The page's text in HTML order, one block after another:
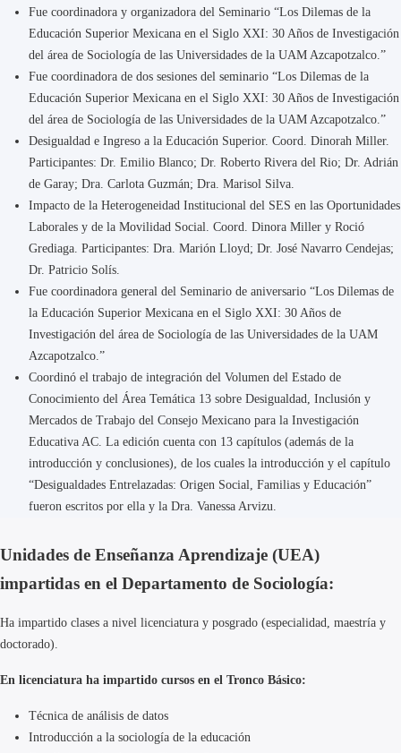
Fue coordinadora y organizadora del Seminario “Los Dilemas de la
Educación Superior Mexicana en el Siglo XXI: 30 Años de Investigación
del área de Sociología de las Universidades de la UAM Azcapotzalco.”
Fue coordinadora de dos sesiones del seminario “Los Dilemas de la
Educación Superior Mexicana en el Siglo XXI: 30 Años de Investigación
del área de Sociología de las Universidades de la UAM Azcapotzalco.”
Desigualdad e Ingreso a la Educación Superior. Coord. Dinorah Miller.
Participantes: Dr. Emilio Blanco; Dr. Roberto Rivera del Rio; Dr. Adrián
de Garay; Dra. Carlota Guzmán; Dra. Marisol Silva.
Impacto de la Heterogeneidad Institucional del SES en las Oportunidades
Laborales y de la Movilidad Social. Coord. Dinora Miller y Roció
Grediaga. Participantes: Dra. Marión Lloyd; Dr. José Navarro Cendejas;
Dr. Patricio Solís.
Fue coordinadora general del Seminario de aniversario “Los Dilemas de
la Educación Superior Mexicana en el Siglo XXI: 30 Años de
Investigación del área de Sociología de las Universidades de la UAM
Azcapotzalco.”
Coordinó el trabajo de integración del Volumen del Estado de
Conocimiento del Área Temática 13 sobre Desigualdad, Inclusión y
Mercados de Trabajo del Consejo Mexicano para la Investigación
Educativa AC. La edición cuenta con 13 capítulos (además de la
introducción y conclusiones), de los cuales la introducción y el capítulo
“Desigualdades Entrelazadas: Origen Social, Familias y Educación”
fueron escritos por ella y la Dra. Vanessa Arvizu.
Unidades de Enseñanza Aprendizaje (UEA)
impartidas en el Departamento de Sociología:
Ha impartido clases a nivel licenciatura y posgrado (especialidad, maestría y
doctorado).
En licenciatura ha impartido cursos en el Tronco Básico:
Técnica de análisis de datos
Introducción a la sociología de la educación